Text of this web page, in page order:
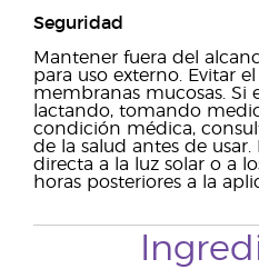
Seguridad
Mantener fuera del
para uso externo. Evitar
membranas mucosas. Si
lactando, tomando
condición médica,
de la salud antes de usar.
directa a la luz solar o a
horas posteriores a la